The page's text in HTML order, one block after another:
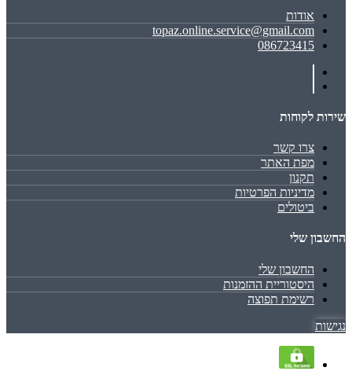
אודות
topaz.online.service@gmail.com
086723415
שירות לקוחות
צרו קשר
מפת האתר
תקנון
מדיניות הפרטיות
ביטולים
החשבון שלי
החשבון שלי
היסטוריית ההזמנות
רשימת תפוצה
נגישות